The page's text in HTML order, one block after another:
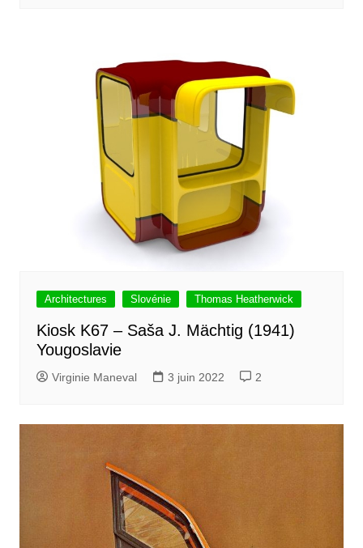
Architectures Slovénie Thomas Heatherwick
Kiosk K67 – Saša J. Mächtig (1941)
Yougoslavie
Virginie Maneval 3 juin 2022 2